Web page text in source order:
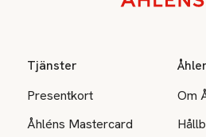
Tjänster
Presentkort
Åhléns Mastercard
Om